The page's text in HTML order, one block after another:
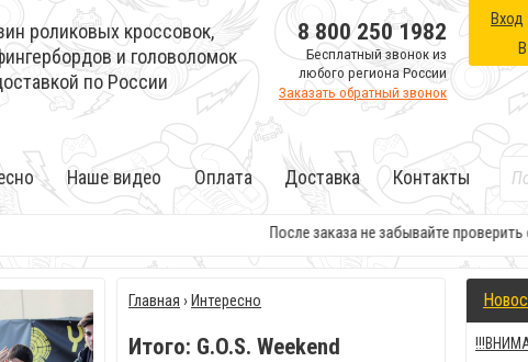
роликовых кроссовок,
и головоломок
по России
Вход
8 800 250 1982
Бесплатный звонок из
любого региона России
Заказать обратный звонок
Наше видео Оплата Доставка Контакты
После заказа не забывайте проверить свою
Главная ›Интересно
Итого: G.O.S. Weekend